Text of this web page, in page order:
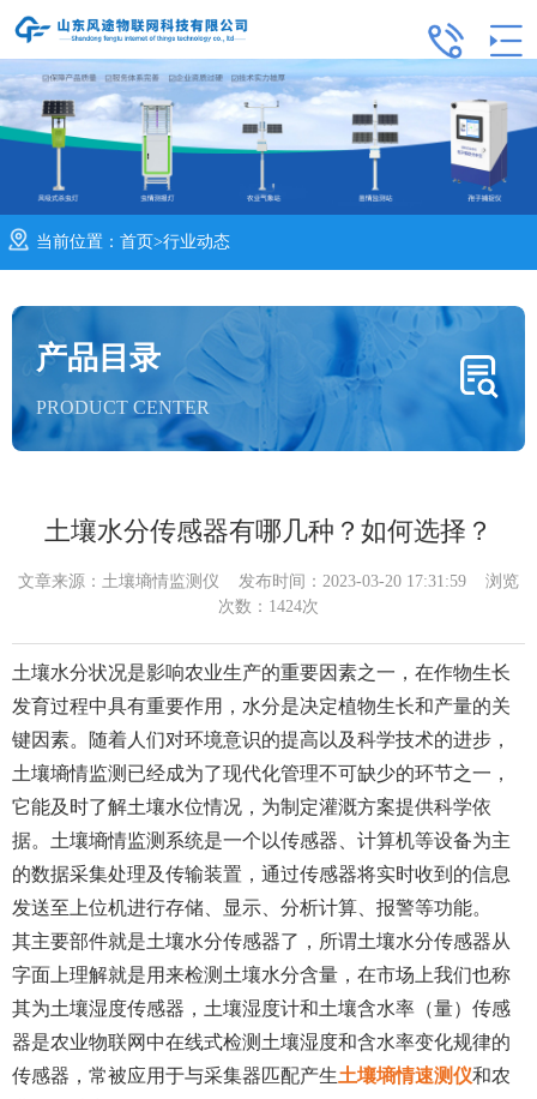
当前位置： 首页>行业动态
产品目录
PRODUCT CENTER
土壤水分传感器有哪几种？如何选择？
文章来源： 土壤墒情监测仪 发布时间：2023-03-20 17:31:59 浏览
次数：1424次
土壤水分状况是影响农业生产的重要因素之一，在作物生长
发育过程中具有重要作用，水分是决定植物生长和产量的关
键因素。随着人们对环境意识的提高以及科学技术的进步，
土壤墒情监测已经成为了现代化管理不可缺少的环节之一，
它能及时了解土壤水位情况，为制定灌溉方案提供科学依
据。土壤墒情监测系统是一个以传感器、计算机等设备为主
的数据采集处理及传输装置，通过传感器将实时收到的信息
发送至上位机进行存储、显示、分析计算、报警等功能。
其主要部件就是土壤水分传感器了，所谓土壤水分传感器从
字面上理解就是用来检测土壤水分含量，在市场上我们也称
其为土壤湿度传感器，土壤湿度计和土壤含水率（量）传感
器是农业物联网中在线式检测土壤湿度和含水率变化规律的
传感器，常被应用于与采集器匹配产生土壤墒情速测仪和农